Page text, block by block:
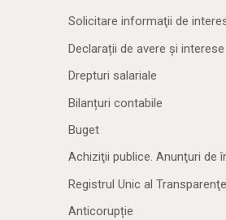
Solicitare informaţii de
Declarații de avere și interese
Drepturi salariale
Bilanțuri contabile
Buget
Achiziţii publice. Anunţuri de
Registrul Unic al
Anticorupție